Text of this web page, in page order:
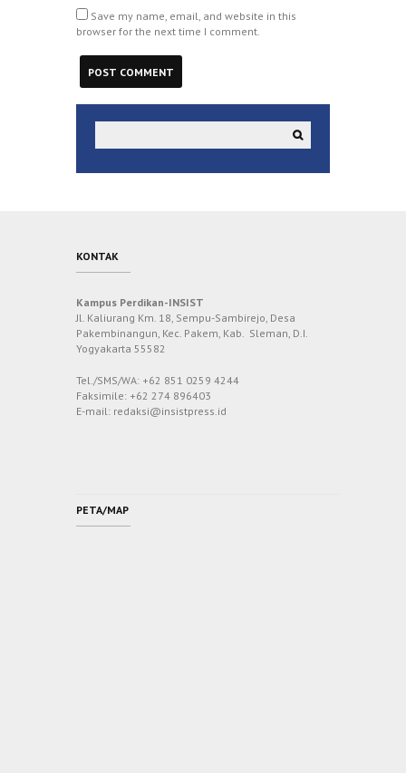
Save my name, email, and website in this
browser for the next time I comment.
KONTAK
Kampus Perdikan-INSIST
Jl. Kaliurang Km. 18, Sempu-Sambirejo, Desa
Pakembinangun, Kec. Pakem, Kab. Sleman, D.I.
Yogyakarta 55582
Tel./SMS/WA: +62 851 0259 4244
Faksimile: +62 274 896403
E-mail: redaksi@insistpress.id
PETA/MAP